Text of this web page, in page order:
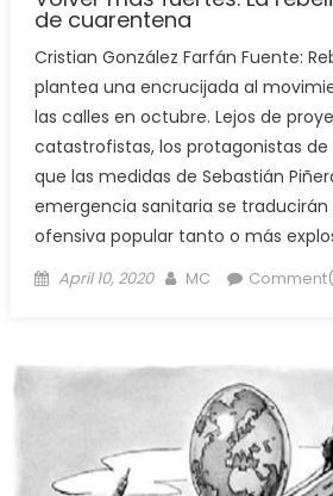
de cuarentena
Cristian González Farfán Fuente:
plantea una encrucijada al
las calles en octubre. Lejos de
catastrofistas, los protagonistas
que las medidas de Sebastián
emergencia sanitaria se traducirán
ofensiva popular tanto o más
Posted
April 10, 2020 Author
MC